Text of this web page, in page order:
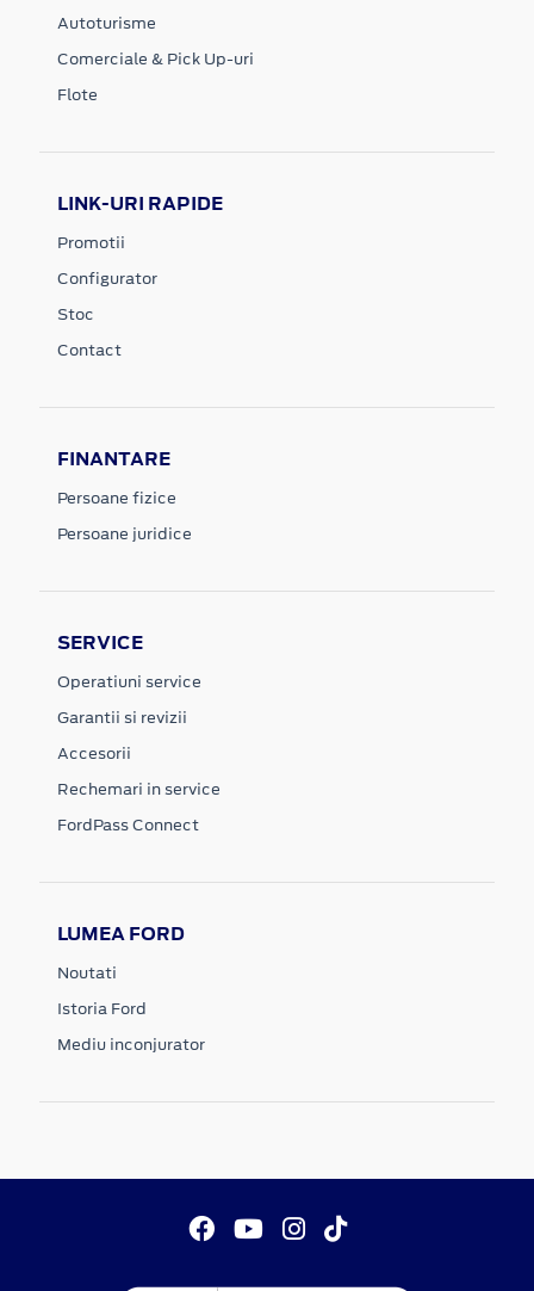
Autoturisme
Comerciale & Pick Up-uri
Flote
LINK-URI RAPIDE
Promotii
Configurator
Stoc
Contact
FINANTARE
Persoane fizice
Persoane juridice
SERVICE
Operatiuni service
Garantii si revizii
Accesorii
Rechemari in service
FordPass Connect
LUMEA FORD
Noutati
Istoria Ford
Mediu inconjurator